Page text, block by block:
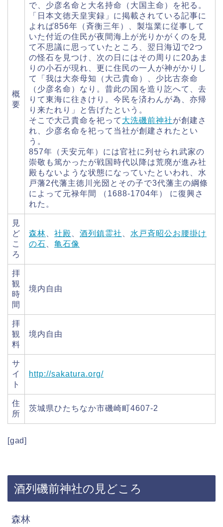
概
要
で、少彦名命と大名持命（大国主命）を祀る。
「日本文徳天皇実録」に掲載されている記事に
よれば856年（斉衡三年）、製塩業に従事して
いた付近の住民が夜間海上が光りかがくのを見
て不思議に思っていたところ、翌日海辺で2つ
の怪石を見つけ、次の日にはその周りに20あま
りの小石が現れ、更に住民の一人が神がかりし
て「我は大奈母知（大己貴命）、少比古奈命
（少彦名命）なり。昔此の国を造り訖へて、去
りて東海に往きけり。今民を済わんが為、亦帰
り来たれり」と告げたという。
そこで大己貴命を祀って 大洗磯前神社が創建さ
れ、少彦名命を祀って当社が創建されたとい
う。
857年（天安元年）には官社に列せられ武家の
崇敬も篤かったが戦国時代以降は荒廃が進み社
殿もないような状態になっていたといわれ、水
戸藩2代藩主徳川光圀とその子で3代藩主の綱條
によって元禄年間 （1688-1704年） に復興さ
れた。
見
ど
こ
ろ
森林 社殿 酒列鎮霊社
水戸斉昭公お腰掛け
の石
亀石像
拝
観
時
間
境内自由
拝
観
料
境内自由
サ
イ
ト
http://sakatura.org/
住
所
茨城県ひたちなか市磯崎町4607-2
[gad]
酒列磯前神社の見どころ
森林